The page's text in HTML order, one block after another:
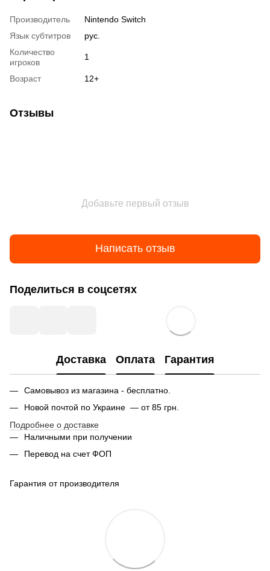
Производитель
Nintendo Switch
Язык субтитров
рус.
Количество
игроков
1
Возраст 12+
Отзывы
Добавьте первый отзыв
Написать отзыв
Поделиться в соцсетях
Доставка Оплата Гарантия
Самовывоз из магазина - бесплатно.
Новой почтой по Украине — от 85 грн.
Подробнее о доставке
Наличными при получении
Перевод на счет ФОП
Гарантия от производителя